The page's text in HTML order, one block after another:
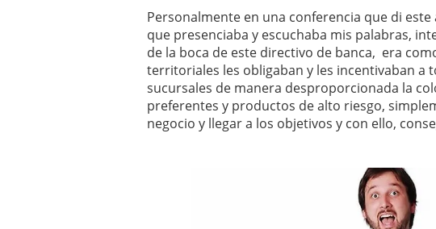
Personalmente en una conferencia que di
que presenciaba y escuchaba mis palabras,
de la boca de este directivo de banca, era
territoriales les obligaban y les incentivaban a
sucursales de manera desproporcionada la
preferentes y productos de alto riesgo,
negocio y llegar a los objetivos y con ello,